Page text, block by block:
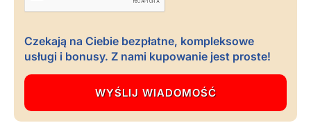
Czekają na Ciebie bezpłatne, kompleksowe
usługi i bonusy. Z nami kupowanie jest proste!